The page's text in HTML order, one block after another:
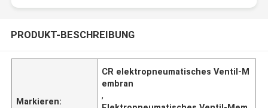
PRODUKT-BESCHREIBUNG
Markieren:
CR elektropneumatisches Ventil-M
embran
,